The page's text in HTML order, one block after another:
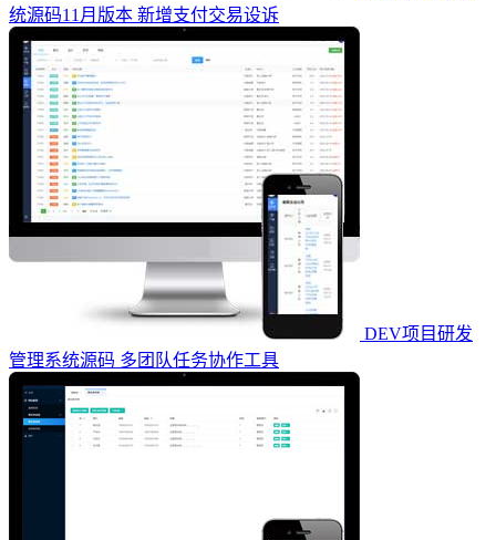
统源码11月版本 新增支付交易设诉
DEV项目研发
管理系统源码 多团队任务协作工具